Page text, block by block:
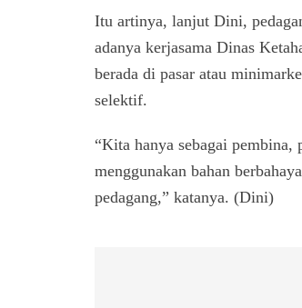
Itu artinya, lanjut Dini,
adanya kerjasama Dinas
berada di pasar atau
selektif.
“Kita hanya sebagai pembina,
menggunakan bahan
pedagang,” katanya. (Dini)